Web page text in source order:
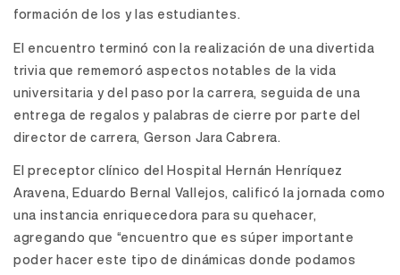
formación de los y las estudiantes.
El encuentro terminó con la realización de una divertida
trivia que rememoró aspectos notables de la vida
universitaria y del paso por la carrera, seguida de una
entrega de regalos y palabras de cierre por parte del
director de carrera, Gerson Jara Cabrera.
El preceptor clínico del Hospital Hernán Henríquez
Aravena, Eduardo Bernal Vallejos, calificó la jornada como
una instancia enriquecedora para su quehacer,
agregando que “encuentro que es súper importante
poder hacer este tipo de dinámicas donde podamos